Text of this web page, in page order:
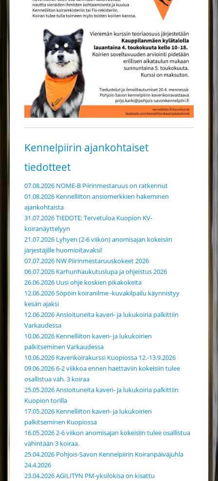
Kennelpiirin ajankohtaiset
tiedotteet
07.08.2026 NOME-B Piirinmestaruus on ratkennut
01.08.2026 Kennelliiton ansiomerkkien hakeminen
ajankohtaista
31.07.2026 TIEDOTE: Tervetuloa Kuopion KV-
koiranäyttelyyn
21.07.2026 Lyhyen (2-6 viikon) anomisajan kokeisiin
järjestäjille huomioitavaksi!
07.07.2026 NW Piirinmestaruuskokeet 2026
06.07.2026 Karhunhaukutuslupa ja ohjeistus 2026
26.06.2026 Uusi ohje koskien pikakokeita
12.06.2026 Söpöin koiranilme -kuvakilpailu käynnistyy
kesän ajaksi
12.06.2026 Ansioituneita kaveri- ja lukukoiria palkittiin
Varkaudessa
10.06.2026 Kennelliiton kaveri- ja lukukoirien
palkitseminen Varkaudessa
10.06.2026 Kaverikoirakurssi Kuopiossa 12.-13.9.2026
09.06.2026 6-2 viikkoa ennen haettaviin kokeisiin tulee
osallistua väh. 3 koiraa
25.05.2026 Ansioituneita kaveri- ja lukukoiria palkittiin
Kuopion torilla
17.05.2026 Kennelliiton kaveri- ja lukukoirien
palkitseminen Kuopiossa
16.05.2026 2-6 viikon anomisajan kokeisiin tulee osallistua
vähintään 3 koiraa.
25.04.2026 Pohjois-Savon Kennelpiirin Koiranpäiväjuhla
24.4.2026
23.04.2026 AGILITYN PM-yksilökisa on kisattu